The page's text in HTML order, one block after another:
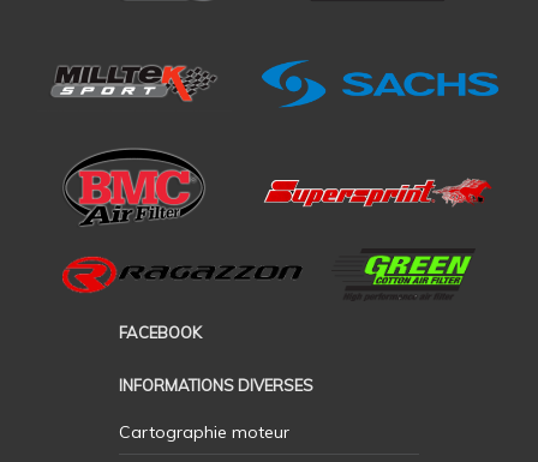
FACEBOOK
INFORMATIONS DIVERSES
Cartographie moteur